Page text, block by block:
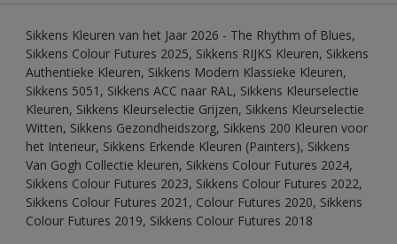
Sikkens Kleuren van het Jaar 2026 - The Rhythm of Blues,
Sikkens Colour Futures 2025, Sikkens RIJKS Kleuren, Sikkens
Authentieke Kleuren, Sikkens Modern Klassieke Kleuren,
Sikkens 5051, Sikkens ACC naar RAL, Sikkens Kleurselectie
Kleuren, Sikkens Kleurselectie Grijzen, Sikkens Kleurselectie
Witten, Sikkens Gezondheidszorg, Sikkens 200 Kleuren voor
het Interieur, Sikkens Erkende Kleuren (Painters), Sikkens
Van Gogh Collectie kleuren, Sikkens Colour Futures 2024,
Sikkens Colour Futures 2023, Sikkens Colour Futures 2022,
Sikkens Colour Futures 2021, Colour Futures 2020, Sikkens
Colour Futures 2019, Sikkens Colour Futures 2018